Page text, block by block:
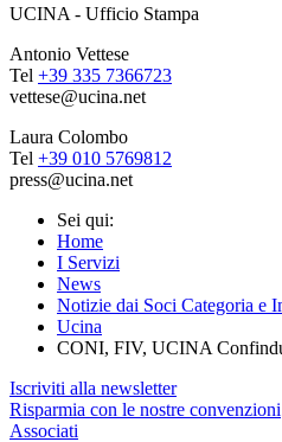
UCINA - Ufficio Stampa
Antonio Vettese
Tel +39 335 7366723
vettese@ucina.net
Laura Colombo
Tel +39 010 5769812
press@ucina.net
Sei qui:
Home
I Servizi
News
Notizie dai Soci Categoria e
Ucina
CONI, FIV, UCINA
Iscriviti alla newsletter
Risparmia con le nostre convenzioni
Associati